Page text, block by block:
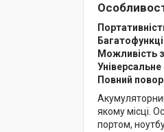
Можливість
Універсальне
Повний
якому місці.
портом,